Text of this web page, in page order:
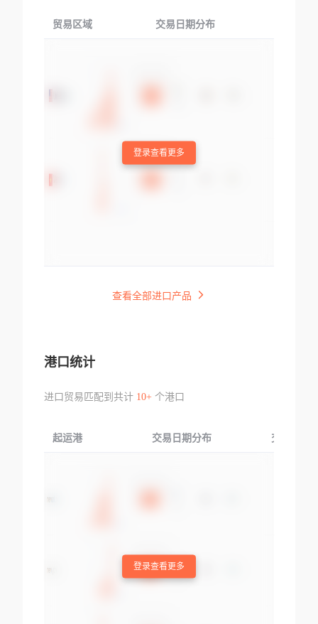
贸易区域 交易日期分布
登录查看更多
查看全部进口产品
港口统计
进口贸易匹配到共计 10+个港口
起运港 交易日期分布 交易产品
登录查看更多